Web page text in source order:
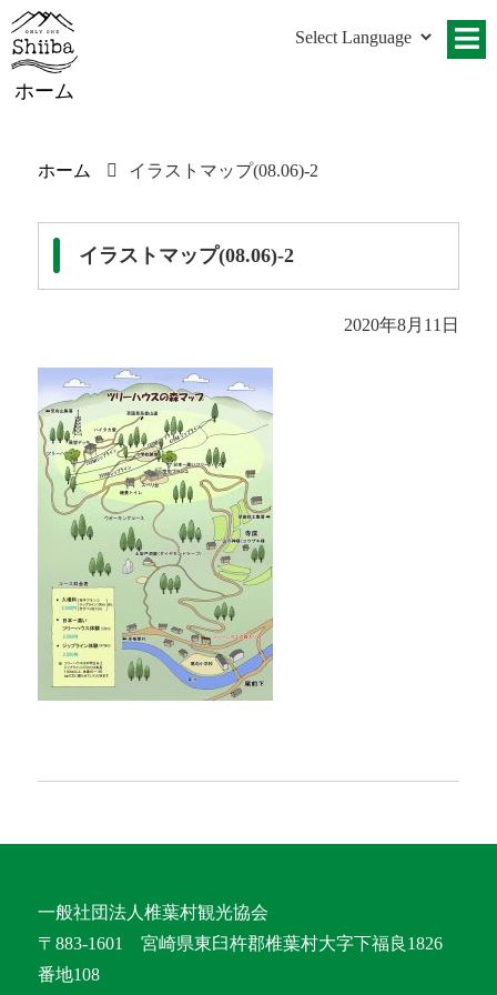
ホーム
ホーム イラストマップ(08.06)-2
イラストマップ(08.06)-2
2020年8月11日
一般社団法人椎葉村観光協会
〒883-1601 宮崎県東臼杵郡椎葉村大字下福良1826
番地108